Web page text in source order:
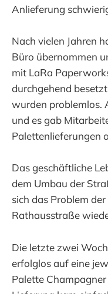
Anlieferung
Nach vielen Jahren
Büro übernommen
mit LaRa
durchgehend
wurden problemlos.
und es gab
Palettenlieferungen
Das geschäftliche
dem Umbau der
sich das Problem
Rathausstraße
Die letzte zwei
erfolglos auf eine
Palette